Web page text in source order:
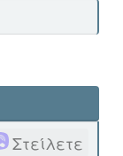
Στείλετε